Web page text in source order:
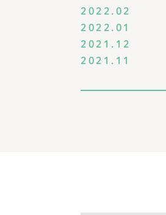
2022.02
2022.01
2021.12
2021.11